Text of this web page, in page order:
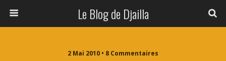
Le Blog de Djailla
2 Mai 2010 • 8 Commentaires